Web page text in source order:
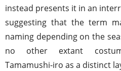
instead presents it in an
suggesting that the term
naming depending on the
no other extant
Tamamushi-iro as a distinct